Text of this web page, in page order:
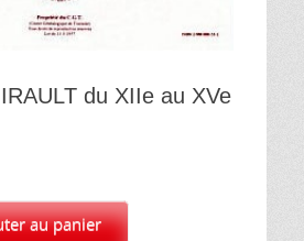
du XIIe au XVe
au panier